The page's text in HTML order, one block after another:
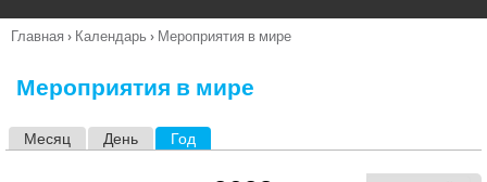
п
Вы
Главная › Календарь › Мероприятия в мире
Мероприятия в мире
Месяц День Год